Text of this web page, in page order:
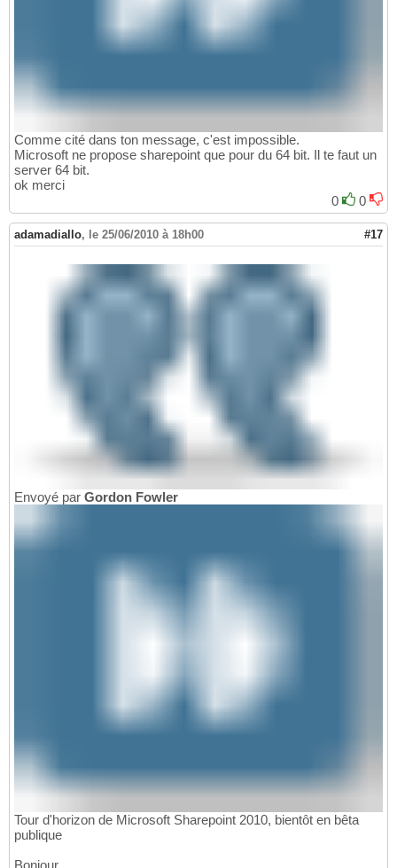
Comme cité dans ton message, c'est impossible.
Microsoft ne propose sharepoint que pour du 64 bit. Il te faut un
server 64 bit.
ok merci
0
0
adamadiallo, le 25/06/2010 à 18h00 #17
Envoyé par Gordon Fowler
Tour d'horizon de Microsoft Sharepoint 2010, bientôt en bêta
publique
Bonjour